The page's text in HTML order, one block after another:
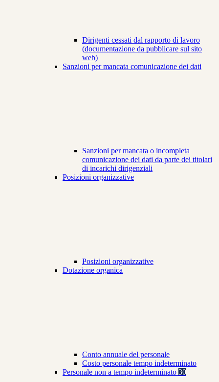
Dirigenti cessati dal rapporto di lavoro
(documentazione da pubblicare sul sito
web)
Sanzioni per mancata comunicazione dei dati
Sanzioni per mancata o incompleta
comunicazione dei dati da parte dei titolari
di incarichi dirigenziali
Posizioni organizzative
Posizioni organizzative
Dotazione organica
Conto annuale del personale
Costo personale tempo indeterminato
Personale non a tempo indeterminato 30